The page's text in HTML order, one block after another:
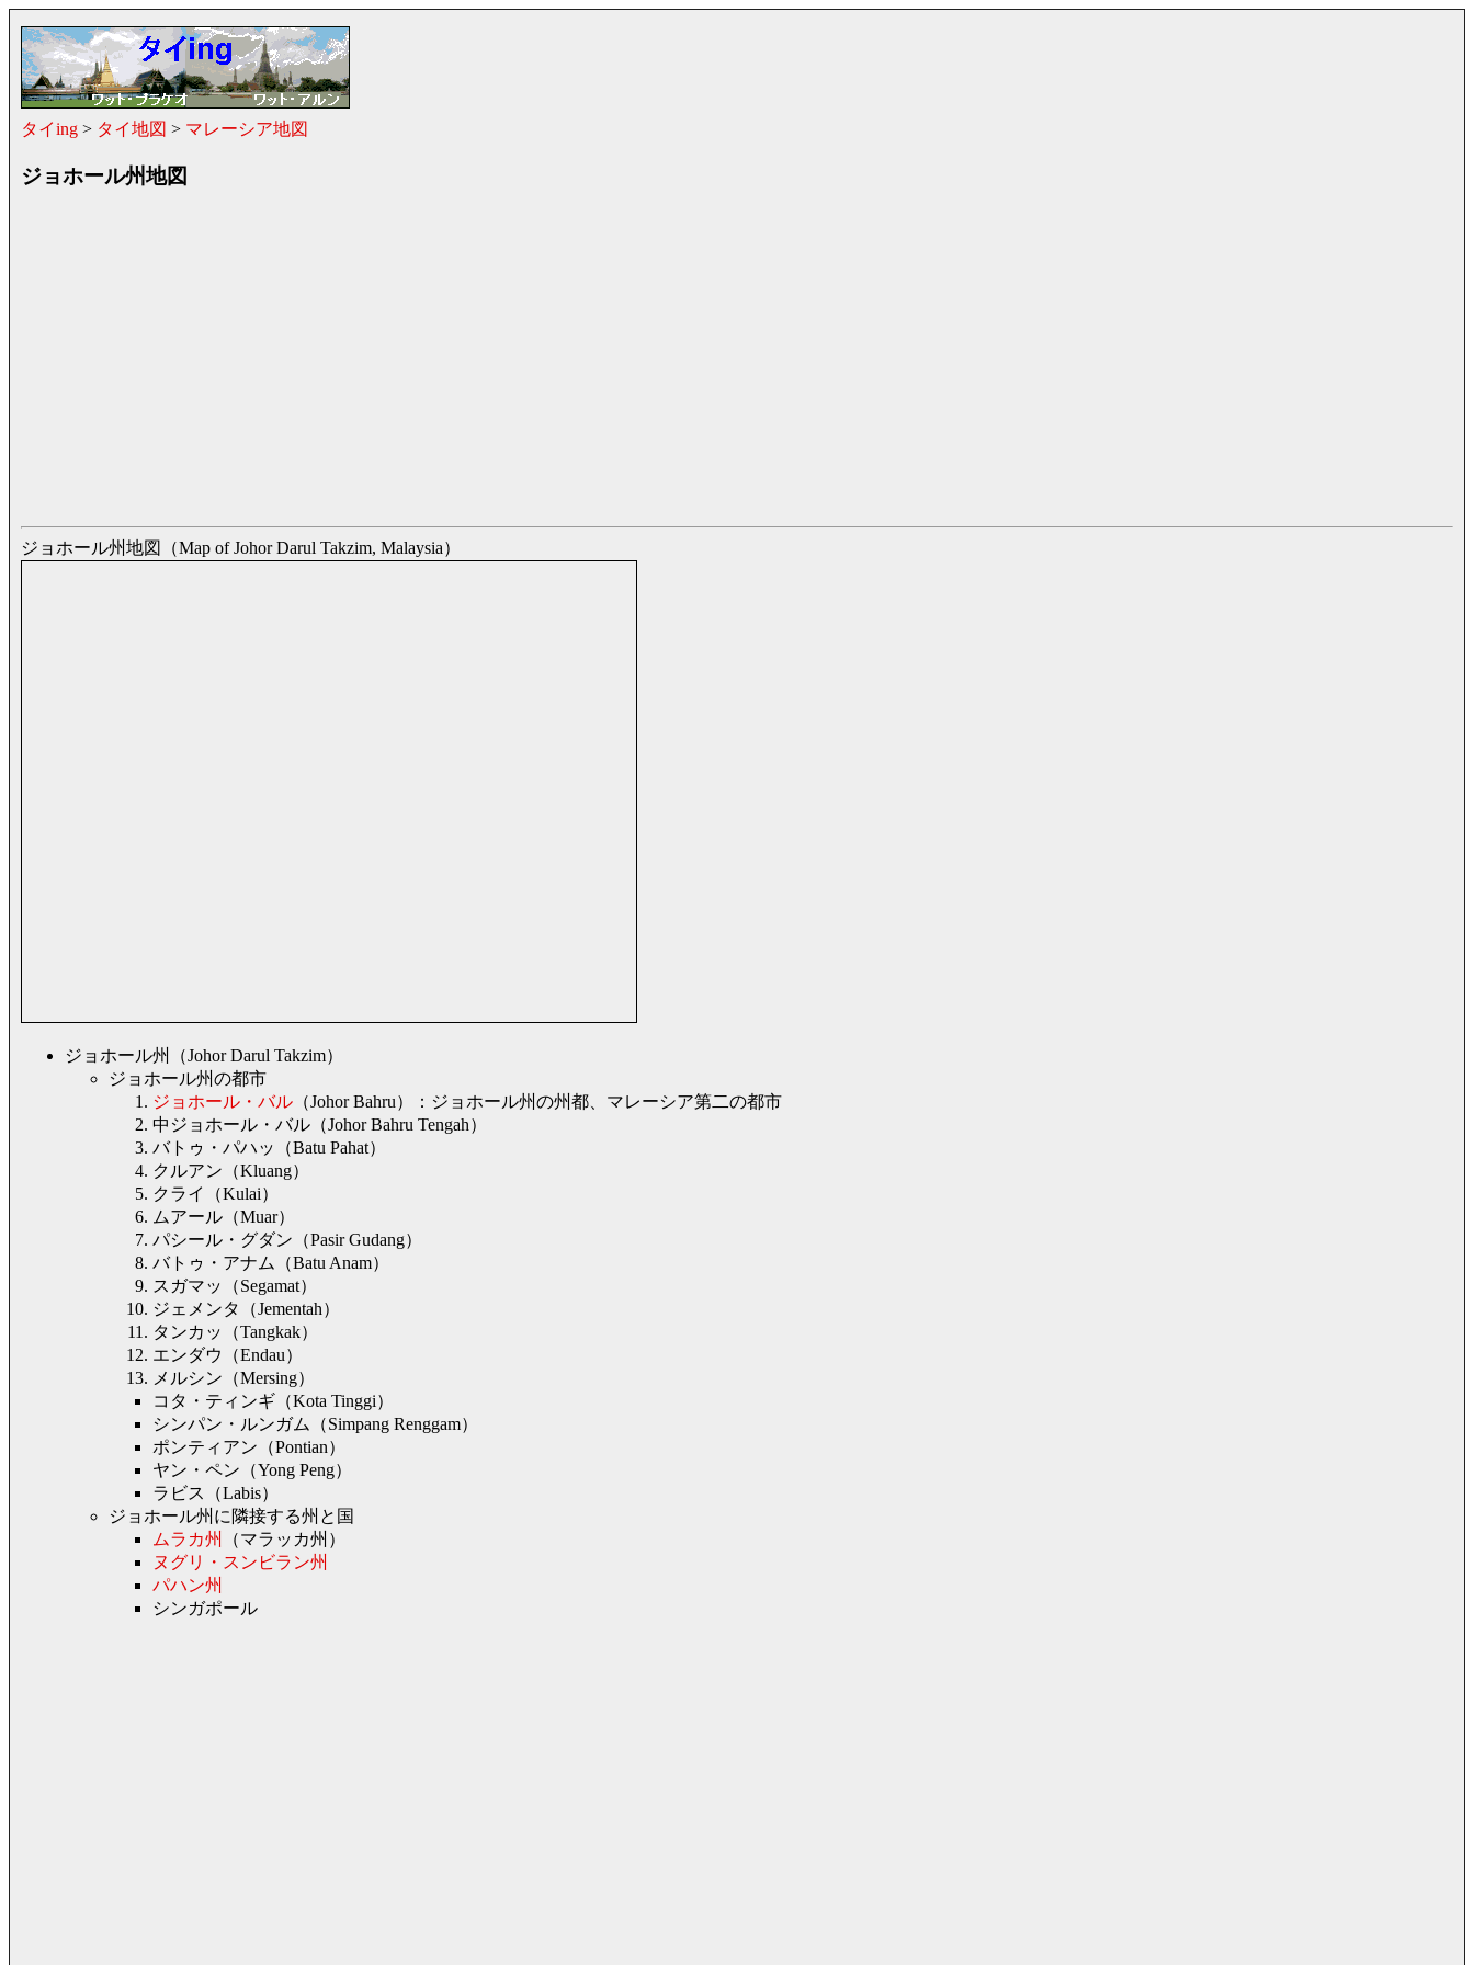
タイing > タイ地図 > マレーシア地図
ジョホール州地図
ジョホール州地図（Map of Johor Darul Takzim, Malaysia）
ジョホール州（Johor Darul Takzim）
ジョホール州の都市
ジョホール・バル （Johor Bahru）：ジョホール州の州都、マレーシア第二の都市
中ジョホール・バル（Johor Bahru Tengah）
バトゥ・パハッ（Batu Pahat）
クルアン（Kluang）
クライ（Kulai）
ムアール（Muar）
パシール・グダン（Pasir Gudang）
バトゥ・アナム（Batu Anam）
スガマッ（Segamat）
ジェメンタ（Jementah）
タンカッ（Tangkak）
エンダウ（Endau）
メルシン（Mersing）
コタ・ティンギ（Kota Tinggi）
シンパン・ルンガム（Simpang Renggam）
ポンティアン（Pontian）
ヤン・ペン（Yong Peng）
ラビス（Labis）
ジョホール州に隣接する州と国
ムラカ州
（マラッカ州）
ヌグリ・スンビラン州
パハン州
シンガポール